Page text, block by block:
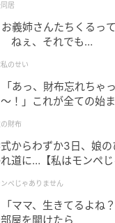
居
義姉さんたちくるっ
ねぇ、それでも…
のせい
あっ、財布忘れちゃ
！」これが全ての始
財布
からわずか3日、娘
道に…【私はモンペ
ペじゃありません
ママ、生きてるよね
屋を開けたら